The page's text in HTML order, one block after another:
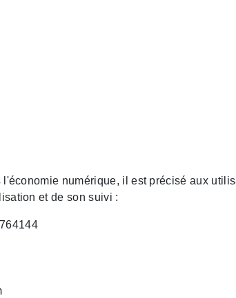
numérique, il est précisé aux
et de son suivi :